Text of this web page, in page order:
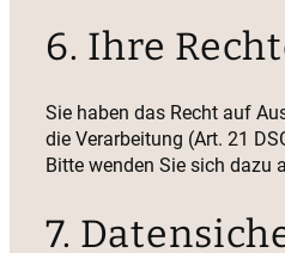
6. Ihre
Sie haben das Recht auf
die Verarbeitung (Art. 21
Bitte wenden Sie sich dazu
7.